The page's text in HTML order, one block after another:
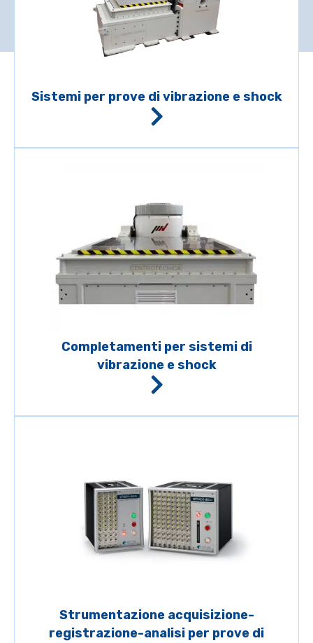
Prodotti
Sistemi per prove di vibrazione e shock
Completamenti per sistemi di
vibrazione e shock
Strumentazione acquisizione-
registrazione-analisi per prove di